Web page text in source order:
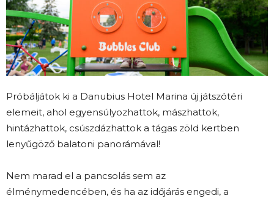
Próbáljátok ki a Danubius Hotel Marina új játszótéri
elemeit, ahol egyensúlyozhattok, mászhattok,
hintázhattok, csúszdázhattok a tágas zöld kertben
lenyűgöző balatoni panorámával!
Nem marad el a pancsolás sem az
élménymedencében, és ha az időjárás engedi, a